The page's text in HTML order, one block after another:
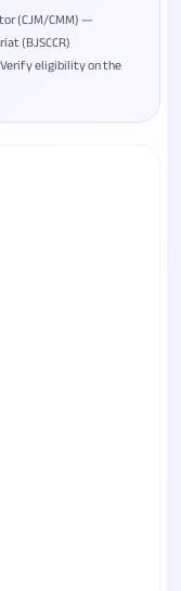
(CJM/CMM) —
(BJSCCR)
eligibility on the